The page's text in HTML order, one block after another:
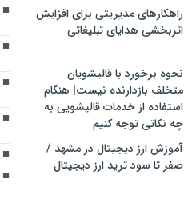
راهکارهای مدیریتی برای افزایش
اثربخشی هدایای تبلیغاتی
نحوه برخورد با قالیشویان
متخلف بازدارنده نیست| هنگام
استفاده از خدمات قالیشویی به
چه نکاتی توجه کنیم
آموزش ارز دیجیتال در مشهد /
صفر تا سود ترید ارز دیجیتال